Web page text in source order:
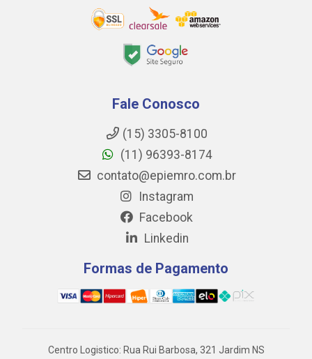
Fale Conosco
(15) 3305-8100
(11) 96393-8174
contato@epiemro.com.br
Instagram
Facebook
Linkedin
Formas de Pagamento
Centro Logistico: Rua Rui Barbosa, 321 Jardim NS